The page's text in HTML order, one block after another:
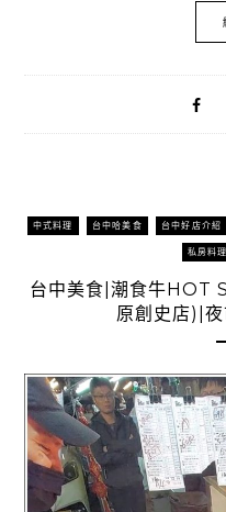
中式料理 台中哈美食 台中好店介紹
私房料理
台中美食|潮食牛HOT
原創史店)|